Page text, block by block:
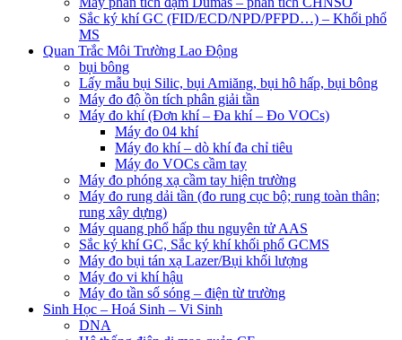
Sắc ký khí GC (FID/ECD/NPD/PFPD…) – Khối phổ
MS
Quan Trắc Môi Trường Lao Động
bụi bông
Lấy mẫu bụi Silic, bụi Amiăng, bụi hô hấp, bụi bông
Máy đo độ ồn tích phân giải tần
Máy đo khí (Đơn khí – Đa khí – Đo VOCs)
Máy đo 04 khí
Máy đo khí – dò khí đa chỉ tiêu
Máy đo VOCs cầm tay
Máy đo phóng xạ cầm tay hiện trường
Máy đo rung dải tần (đo rung cục bộ; rung toàn thân;
rung xây dựng)
Máy quang phổ hấp thu nguyên tử AAS
Sắc ký khí GC, Sắc ký khí khối phổ GCMS
Máy đo bụi tán xạ Lazer/Bụi khối lượng
Máy đo vi khí hậu
Máy đo tần số sóng – điện từ trường
Sinh Học – Hoá Sinh – Vi Sinh
DNA